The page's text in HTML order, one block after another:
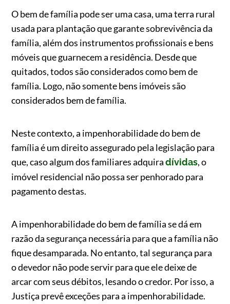
O bem de família pode ser uma casa, uma terra rural
usada para plantação que garante sobrevivência da
família, além dos instrumentos profissionais e bens
móveis que guarnecem a residência. Desde que
quitados, todos são considerados como bem de
família. Logo, não somente bens imóveis são
considerados bem de família.
Neste contexto, a impenhorabilidade do bem de
família é um direito assegurado pela legislação para
que, caso algum dos familiares adquiradívidas, o
imóvel residencial não possa ser penhorado para
pagamento destas.
A impenhorabilidade do bem de família se dá em
razão da segurança necessária para que a família não
fique desamparada. No entanto, tal segurança para
o devedor não pode servir para que ele deixe de
arcar com seus débitos, lesando o credor. Por isso, a
Justiça prevê exceções para a impenhorabilidade.